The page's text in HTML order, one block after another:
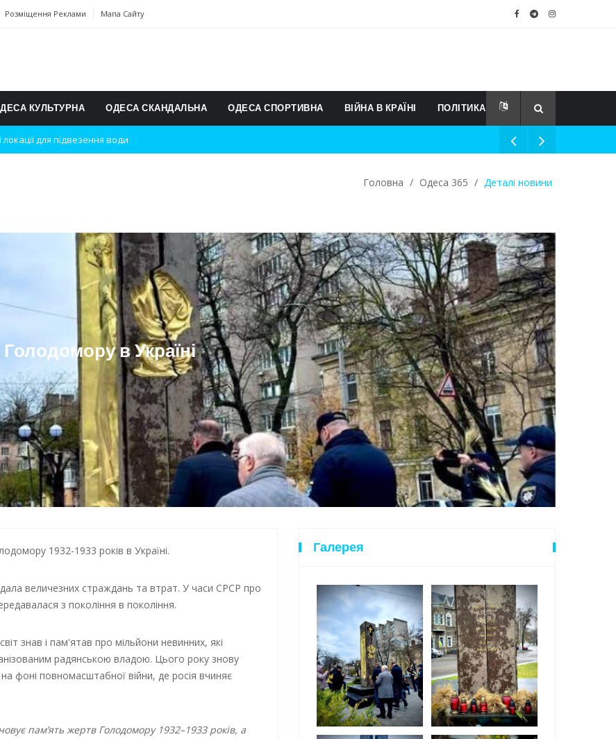
Розміщення Реклами Мапа Сайту
КУЛЬТУРНА ОДЕСА СКАНДАЛЬНА ОДЕСА СПОРТИВНА ВІЙНА В КРАЇНІ ПОЛІТИКА
для підвезення води
вибухів
суспільство
обстрілу
Головна / Одеса 365 / Деталі новини
в Україні
1932-1933 років в Україні.
величезних страждань та втрат. У часи СРСР про
з покоління в покоління.
знав і пам'ятав про мільйони невинних, які
радянською владою. Цього року знову
фоні повномасштабної війни, де росія вчиняє
пам’ять жертв Голодомору 1932–1933 років, а
Галерея